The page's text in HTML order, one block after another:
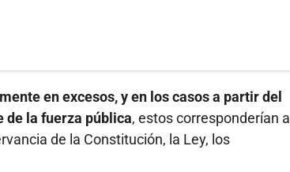
en excesos, y en los casos a partir del
de la fuerza pública, estos corresponderían a
de la Constitución, la Ley, los